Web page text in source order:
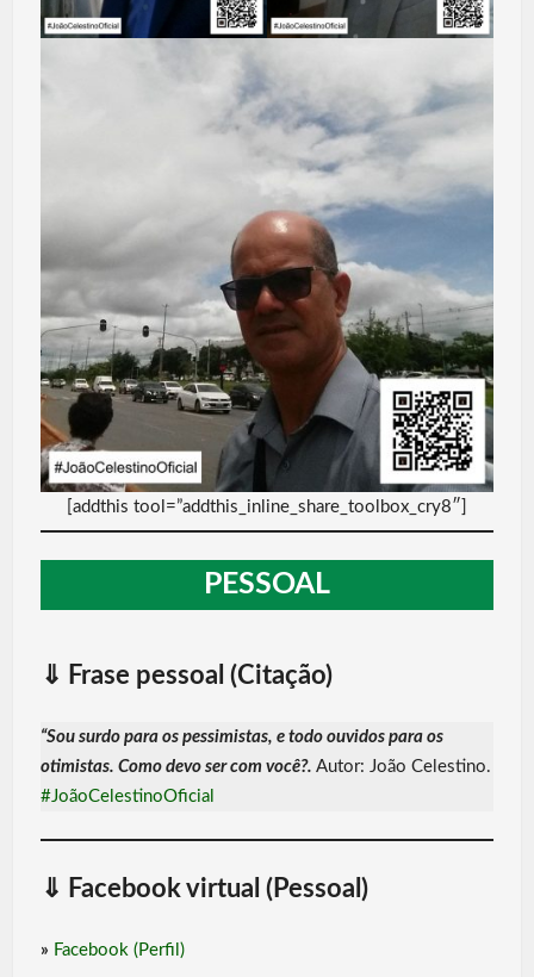
[addthis tool=”addthis_inline_share_toolbox_cry8″]
PESSOAL
⇓ Frase pessoal (Citação)
“Sou surdo para os pessimistas, e todo ouvidos para os
otimistas. Como devo ser com você?. Autor: João Celestino.
#JoãoCelestinoOficial
⇓ Facebook virtual (Pessoal)
» Facebook (Perfil)